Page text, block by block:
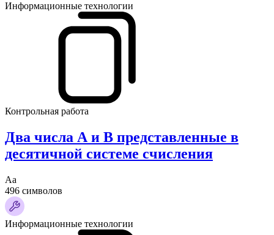
Информационные технологии
Контрольная работа
Два числа А и В представленные в
десятичной системе счисления
Аа
496 символов
Информационные технологии